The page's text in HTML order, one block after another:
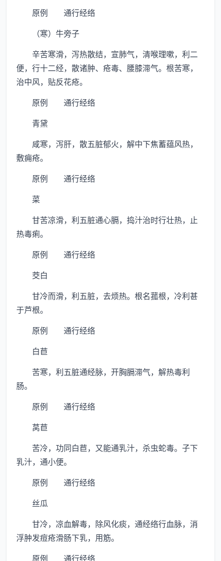
原例 通行经络
（寒）牛旁子
辛苦寒滑，泻热散结，宣肺气，清喉理嗽，利二
便，行十二经，散诸肿、疮毒、腰膝滞气。根苦寒，
治中风，贴反花疮。
原例 通行经络
青黛
咸寒，泻肝，散五脏郁火，解中下焦蓄蕴风热，
敷痈疮。
原例 通行经络
菜
甘苦凉滑，利五脏通心膈，捣汁治时行壮热，止
热毒痢。
原例 通行经络
茭白
甘冷而滑，利五脏，去烦热。根名菰根，冷利甚
于芦根。
原例 通行经络
白苣
苦寒，利五脏通经脉，开胸膈滞气，解热毒利
肠。
原例 通行经络
莴苣
苦冷，功同白苣，又能通乳汁，杀虫蛇毒。子下
乳汁，通小便。
原例 通行经络
丝瓜
甘冷，凉血解毒，除风化痰，通经络行血脉，消
浮肿发痘疮滑肠下乳，用筋。
原例 通行经络